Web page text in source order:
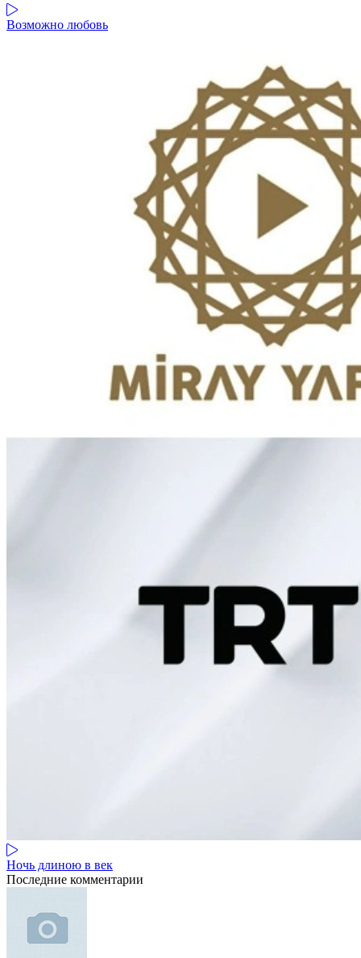
Возможно любовь
Ночь длиною в век
Последние комментарии